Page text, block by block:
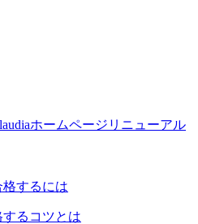
ホームページリニューアル
るコツとは